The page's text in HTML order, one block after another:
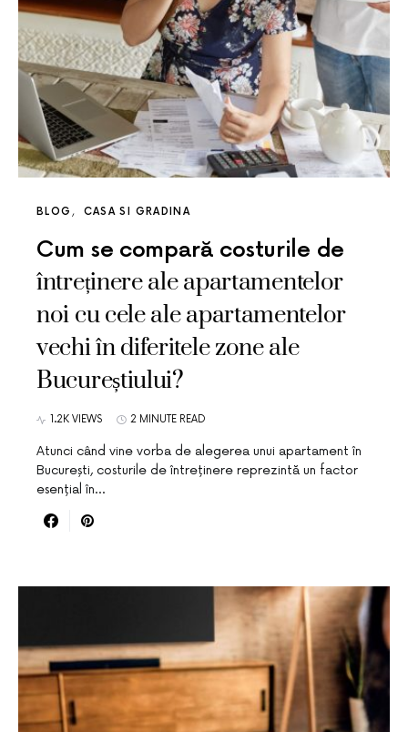
BLOG CASA SI GRADINA
Cum se compară costurile de
întreținere ale apartamentelor
noi cu cele ale apartamentelor
vechi în diferitele zone ale
Bucureștiului?
1.2K VIEWS 2 MINUTE READ
Atunci când vine vorba de alegerea unui apartament în
București, costurile de întreținere reprezintă un factor
esențial în…